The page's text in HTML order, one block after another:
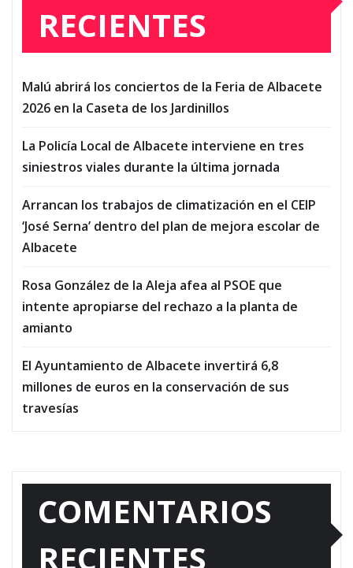
RECIENTES
Malú abrirá los conciertos de la Feria de Albacete
2026 en la Caseta de los Jardinillos
La Policía Local de Albacete interviene en tres
siniestros viales durante la última jornada
Arrancan los trabajos de climatización en el CEIP
‘José Serna’ dentro del plan de mejora escolar de
Albacete
Rosa González de la Aleja afea al PSOE que
intente apropiarse del rechazo a la planta de
amianto
El Ayuntamiento de Albacete invertirá 6,8
millones de euros en la conservación de sus
travesías
COMENTARIOS
RECIENTES